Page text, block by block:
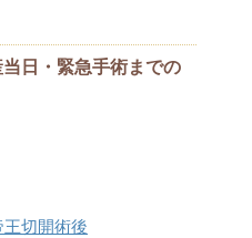
日・緊急手術までの
切開術後